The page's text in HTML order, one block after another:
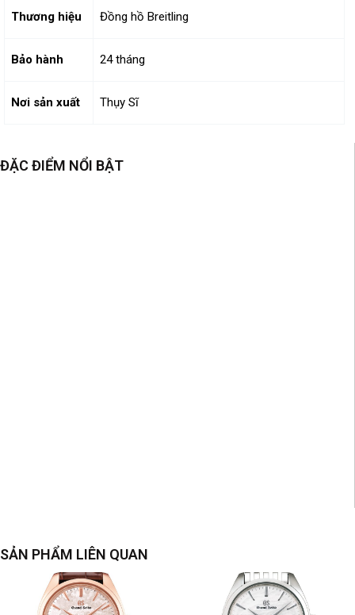
ĐẶC ĐIỂM NỔI BẬT
Thương hiệu Đồng hồ Breitling
Bảo hành 24 tháng
Nơi sản xuất Thụy Sĩ
SẢN PHẨM LIÊN QUAN